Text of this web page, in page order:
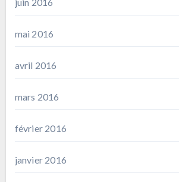
mai 2016
avril 2016
mars 2016
février 2016
janvier 2016